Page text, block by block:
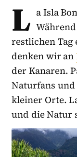
L a Isla
restlichen Tag
denken wir an
der Kanaren.
Naturfans
kleiner Orte.
und die Natur